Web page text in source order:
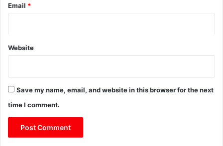
Email *
Website
Save my name, email, and website in this browser for the next
time I comment.